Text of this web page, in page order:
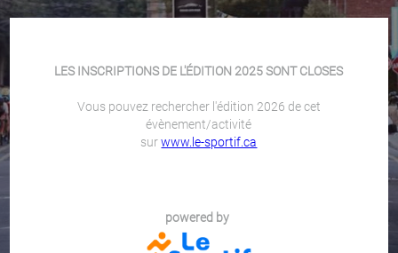
LES INSCRIPTIONS DE L'ÉDITION 2025 SONT CLOSES
Vous pouvez rechercher l'édition 2026 de cet
évènement/activité
surwww.le-sportif.ca
powered by